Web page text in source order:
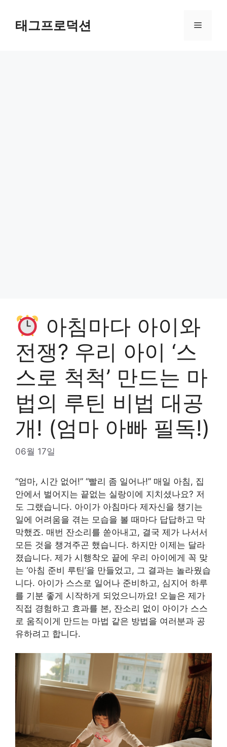
content태그프로덕션 Menu
아침마다 아이와
전쟁? 우리 아이 ‘스
스로 척척’ 만드는 마
법의 루틴 비법 대공
개! (엄마 아빠 필독!)
06월 17일
“엄마, 시간 없어!” “빨리 좀 일어나!” 매일 아침, 집
안에서 벌어지는 끝없는 실랑이에 지치셨나요? 저
도 그랬습니다. 아이가 아침마다 제자신을 챙기는
일에 어려움을 겪는 모습을 볼 때마다 답답하고 막
막했죠. 매번 잔소리를 쏟아내고, 결국 제가 나서서
모든 것을 챙겨주곤 했습니다. 하지만 이제는 달라
졌습니다. 제가 시행착오 끝에 우리 아이에게 꼭 맞
는 ‘아침 준비 루틴’을 만들었고, 그 결과는 놀라웠습
니다. 아이가 스스로 일어나 준비하고, 심지어 하루
를 기분 좋게 시작하게 되었으니까요! 오늘은 제가
직접 경험하고 효과를 본, 잔소리 없이 아이가 스스
로 움직이게 만드는 마법 같은 방법을 여러분과 공
유하려고 합니다.